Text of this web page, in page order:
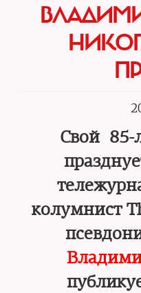
Свой 85-
колумнист